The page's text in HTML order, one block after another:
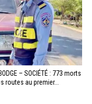
– SOCIÉTÉ : 773 morts
routes au premier...